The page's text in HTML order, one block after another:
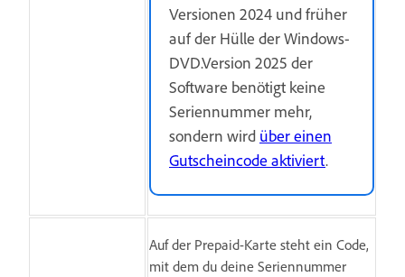
Versionen 2024 und früher
auf der Hülle der Windows-
DVD.Version 2025 der
Software benötigt keine
Seriennummer mehr,
sondern wird über einen
Gutscheincode aktiviert.
Auf der Prepaid-Karte steht ein Code,
mit dem du deine Seriennummer